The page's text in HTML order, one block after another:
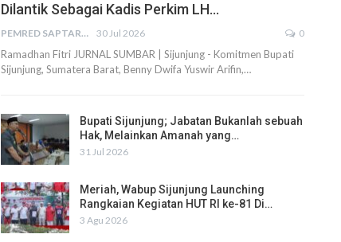
Dilantik Sebagai Kadis Perkim LH…
PEMRED SAPTARIUS 30 Jul 2026 0
Ramadhan Fitri JURNAL SUMBAR | Sijunjung - Komitmen Bupati
Sijunjung, Sumatera Barat, Benny Dwifa Yuswir Arifin,…
Bupati Sijunjung; Jabatan Bukanlah sebuah
Hak, Melainkan Amanah yang…
31 Jul 2026
Meriah, Wabup Sijunjung Launching
Rangkaian Kegiatan HUT RI ke-81 Di…
3 Agu 2026